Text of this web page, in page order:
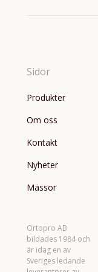
Sidor
Produkter
Om oss
Kontakt
Nyheter
Mässor
Ortopro AB
bildades 1984 och
är idag en av
Sveriges ledande